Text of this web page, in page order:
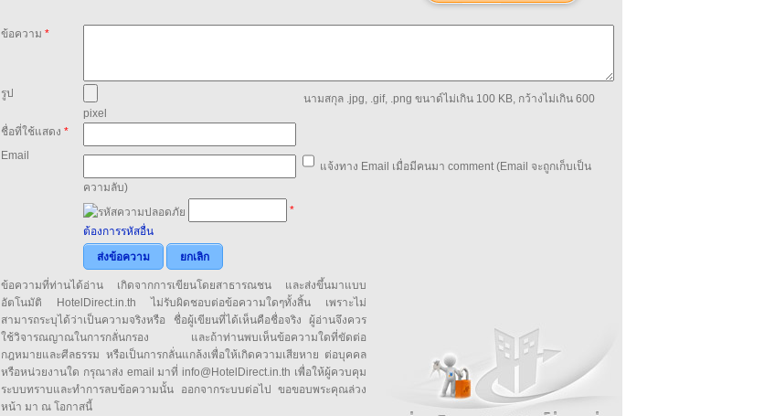
ข้อความ *
รูป
นามสกุล .jpg, .gif, .png ขนาด์ไม่เกิน 100 KB, กว้างไม่เกิน 600
pixel
ชื่อที่ใช้แสดง *
Email
แจ้งทาง Email เมื่อมีคนมา comment (Email จะถูกเก็บเป็น
ความลับ)
*
ต้องการรหัสอื่น
ส่งข้อความ
ยกเลิก
ข้อความที่ท่านได้อ่าน เกิดจากการเขียนโดยสาธารณชน และส่งขึ้นมาแบบ
อัตโนมัติ HotelDirect.in.th ไม่รับผิดชอบต่อข้อความใดๆทั้งสิ้น เพราะไม่
สามารถระบุได้ว่าเป็นความจริงหรือ ชื่อผู้เขียนที่ได้เห็นคือชื่อจริง ผู้อ่านจึงควร
ใช้วิจารณญาณในการกลั่นกรอง และถ้าท่านพบเห็นข้อความใดที่ขัดต่อ
กฎหมายและศีลธรรม หรือเป็นการกลั่นแกล้งเพื่อให้เกิดความเสียหาย ต่อบุคคล
หรือหน่วยงานใด กรุณาส่ง email มาที่ info@HotelDirect.in.th เพื่อให้ผู้ควบคุม
ระบบทราบและทำการลบข้อความนั้น ออกจากระบบต่อไป ขอขอบพระคุณล่วง
หน้า มา ณ โอกาสนี้